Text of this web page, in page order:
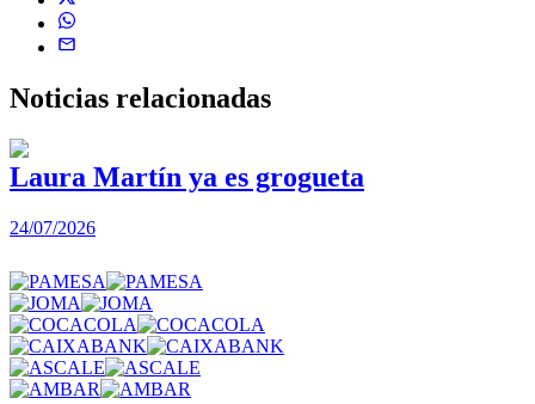
Noticias relacionadas
Laura Martín ya es grogueta
24/07/2026